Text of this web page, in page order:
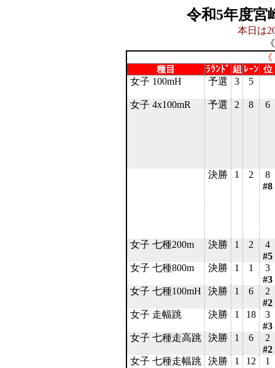
令和5年度宮
本日は
種目 ﾗｳﾝﾄﾞ 組 ﾚｰﾝ 位
女子 100mH 予選 3 5
女子 4x100mR 予選 2 8 6
決勝 1 2
8
#8
女子 七種200m 決勝 1 2
4
#5
女子 七種800m
決勝 1 1
3
#3
女子 七種100mH
決勝 1 6
2
#2
女子 走幅跳
決勝 1 18
3
#3
女子 七種走高跳
決勝 1 6
2
#2
女子 七種走幅跳
決勝 1 12
1